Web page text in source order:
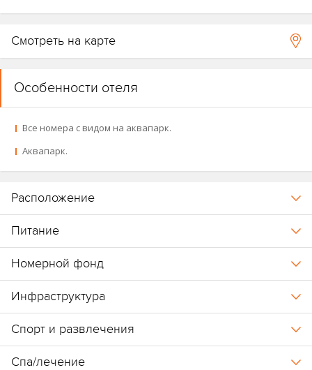
зонах El-Khan и La Strada. Бухта Наама (центр города) находится
примерно в 35 минутах езды, а до аэропорта – всего 15 минут.
См. Fact Sheet отеля
Смотреть на карте
Особенности отеля
Все номера с видом на аквапарк.
Аквапарк.
Расположение
Питание
Номерной фонд
Инфраструктура
Спорт и развлечения
Спа/лечение